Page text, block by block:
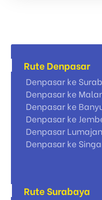
Rute Denpasar
Denpasar ke
Denpasar ke
Denpasar ke
Denpasar ke
Denpasar
Denpasar ke
Rute Surabaya